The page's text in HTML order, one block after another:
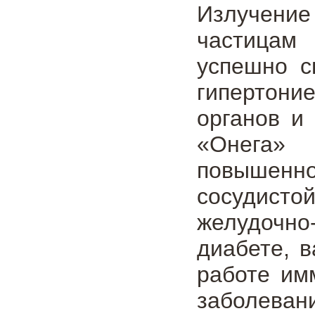
частицам
успешно
органов
«Онега»
диабете,
работе